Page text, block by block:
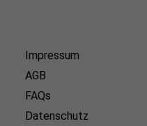
Impressum
AGB
FAQs
Datenschutz